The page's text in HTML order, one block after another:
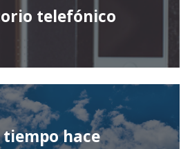
telefónico
tiempo hace